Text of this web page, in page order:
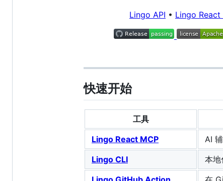
Lingo API • Lingo React
快速开始
工具
Lingo React MCP
AI
Lingo CLI 本